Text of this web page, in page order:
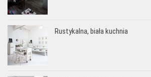
Rustykalna, biała kuchnia